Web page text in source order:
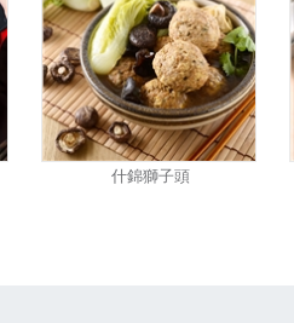
什錦獅子頭